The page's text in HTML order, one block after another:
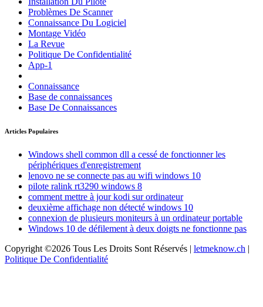
Problèmes De Scanner
Connaissance Du Logiciel
Montage Vidéo
La Revue
Politique De Confidentialité
App-1
Connaissance
Base de connaissances
Base De Connaissances
Articles Populaires
Windows shell common dll a cessé de fonctionner les
périphériques d'enregistrement
lenovo ne se connecte pas au wifi windows 10
pilote ralink rt3290 windows 8
comment mettre à jour kodi sur ordinateur
deuxième affichage non détecté windows 10
connexion de plusieurs moniteurs à un ordinateur portable
Windows 10 de défilement à deux doigts ne fonctionne pas
Copyright ©2026 Tous Les Droits Sont Réservés | letmeknow.ch |
Politique De Confidentialité